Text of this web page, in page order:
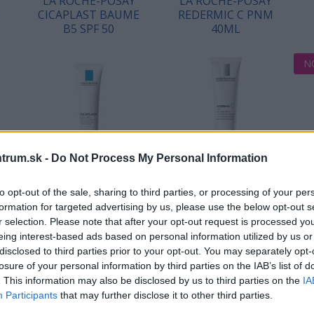
- Do Not Process My Personal Information
opt-out of the sale, sharing to third parties, or processing of your
for targeted advertising by us, please use the below opt-out
selection. Please note that after your opt-out request is processed
interest-based ads based on personal information utilized by us
to third parties prior to your opt-out. You may separately
of your personal information by third parties on the IAB’s list of
This information may also be disclosed by us to third parties on the
Participants that may further disclose it to other third parties.
CICAPLAST BAUME
B5 SPF 50
Gél na urýchlenie obnovy
kože, 40ml
16,49 €
KÚPIŤ
REDERMIC C PNM
40ML
Spevňujúci krém proti
vráskam s vitamínom C pre
normálnu a zmiešanú pleť,
40ml
39,89 €
KÚPIŤ